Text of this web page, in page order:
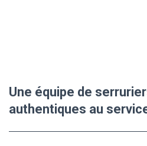
Une équipe de
authentiques au